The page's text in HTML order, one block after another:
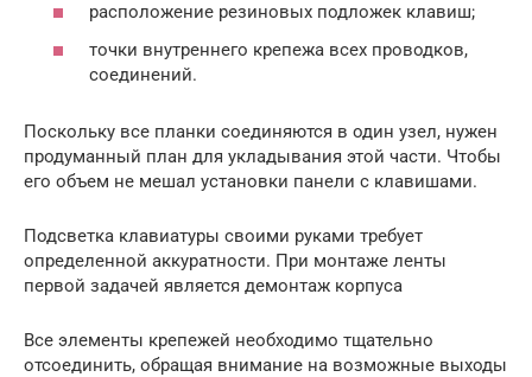
расположение резиновых подложек клавиш;
точки внутреннего крепежа всех проводков,
соединений.
Поскольку все планки соединяются в один узел, нужен
продуманный план для укладывания этой части. Чтобы
его объем не мешал установки панели с клавишами.
Подсветка клавиатуры своими руками требует
определенной аккуратности. При монтаже ленты
первой задачей является демонтаж корпуса
Все элементы крепежей необходимо тщательно
отсоединить, обращая внимание на возможные выходы